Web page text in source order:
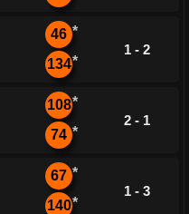
46 *
134*
1 - 2
108*
74 *
2 - 1
67 *
140*
1 - 3